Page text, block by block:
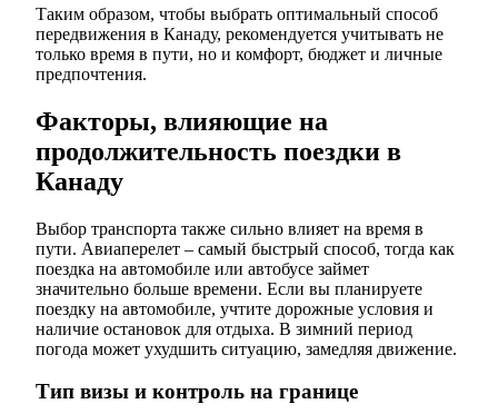
Таким образом, чтобы выбрать оптимальный способ
передвижения в Канаду, рекомендуется учитывать не
только время в пути, но и комфорт, бюджет и личные
предпочтения.
Факторы, влияющие на
продолжительность поездки в
Канаду
Выбор транспорта также сильно влияет на время в
пути. Авиаперелет – самый быстрый способ, тогда как
поездка на автомобиле или автобусе займет
значительно больше времени. Если вы планируете
поездку на автомобиле, учтите дорожные условия и
наличие остановок для отдыха. В зимний период
погода может ухудшить ситуацию, замедляя движение.
Тип визы и контроль на границе